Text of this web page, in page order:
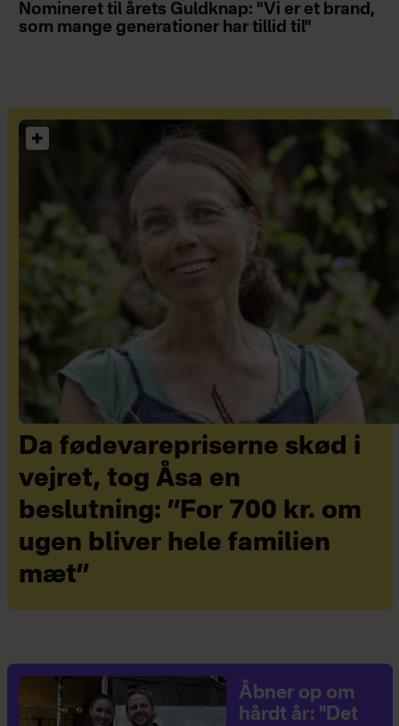
Nomineret til årets Guldknap: "Vi er et brand,
som mange generationer har tillid til"
Da fødevarepriserne skød i
vejret, tog Åsa en
beslutning: ”For 700 kr. om
ugen bliver hele familien
mæt”
Åbner op om
hårdt år: "Det